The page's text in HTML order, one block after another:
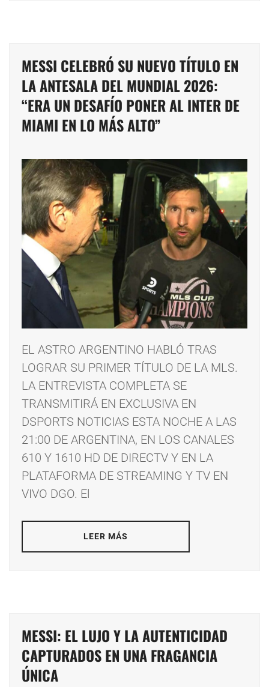
MESSI CELEBRÓ SU NUEVO TÍTULO EN
LA ANTESALA DEL MUNDIAL 2026:
“ERA UN DESAFÍO PONER AL INTER DE
MIAMI EN LO MÁS ALTO”
EL ASTRO ARGENTINO HABLÓ TRAS
LOGRAR SU PRIMER TÍTULO DE LA MLS.
LA ENTREVISTA COMPLETA SE
TRANSMITIRÁ EN EXCLUSIVA EN
DSPORTS NOTICIAS ESTA NOCHE A LAS
21:00 DE ARGENTINA, EN LOS CANALES
610 Y 1610 HD DE DIRECTV Y EN LA
PLATAFORMA DE STREAMING Y TV EN
VIVO DGO. El
LEER MÁS
MESSI: EL LUJO Y LA AUTENTICIDAD
CAPTURADOS EN UNA FRAGANCIA
ÚNICA